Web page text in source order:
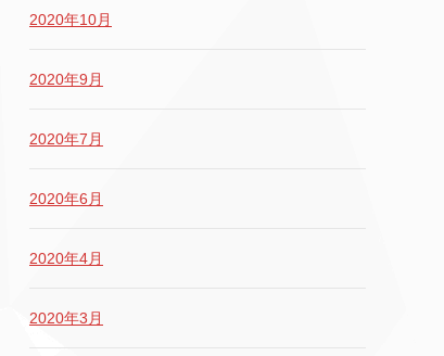
2020年10月
2020年9月
2020年7月
2020年6月
2020年4月
2020年3月